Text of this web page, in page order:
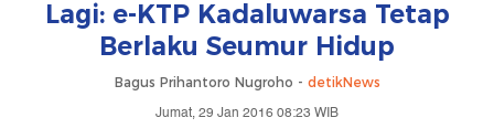
Lagi: e-KTP Kadaluwarsa Tetap
Berlaku Seumur Hidup
Bagus Prihantoro Nugroho - detikNews
Jumat, 29 Jan 2016 08:23 WIB